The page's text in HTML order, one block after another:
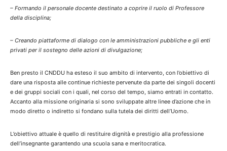
– Formando il personale docente destinato a coprire il ruolo di Professore
della disciplina;
– Creando piattaforme di dialogo con le amministrazioni pubbliche e gli enti
privati per il sostegno delle azioni di divulgazione;
Ben presto il CNDDU ha esteso il suo ambito di intervento, con l’obiettivo di
dare una risposta alle continue richieste pervenute da parte dei singoli docenti
e dei gruppi sociali con i quali, nel corso del tempo, siamo entrati in contatto.
Accanto alla missione originaria si sono sviluppate altre linee d’azione che in
modo diretto o indiretto si fondano sulla tutela dei diritti dell’Uomo.
L’obiettivo attuale è quello di restituire dignità e prestigio alla professione
dell’insegnante garantendo una scuola sana e meritocratica.